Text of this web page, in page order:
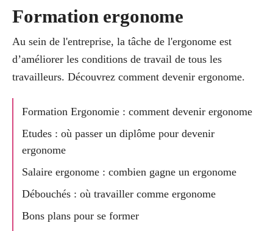
Formation ergonome
Au sein de l'entreprise, la tâche de l'ergonome est
d’améliorer les conditions de travail de tous les
travailleurs. Découvrez comment devenir ergonome.
Formation Ergonomie : comment devenir ergonome
Etudes : où passer un diplôme pour devenir
ergonome
Salaire ergonome : combien gagne un ergonome
Débouchés : où travailler comme ergonome
Bons plans pour se former